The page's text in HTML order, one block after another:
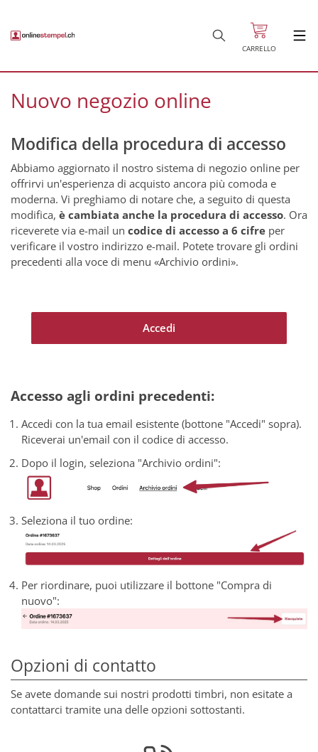
CARRELLO
Nuovo negozio online
Modifica della procedura di accesso
Abbiamo aggiornato il nostro sistema di negozio online per
offrirvi un'esperienza di acquisto ancora più comoda e
moderna. Vi preghiamo di notare che, a seguito di questa
modifica, è cambiata anche la procedura di accesso. Ora
riceverete via e-mail un codice di accesso a 6 cifre per
verificare il vostro indirizzo e-mail. Potete trovare gli ordini
precedenti alla voce di menu «Archivio ordini».
Accedi
Accesso agli ordini precedenti:
Accedi con la tua email esistente (bottone "Accedi" sopra).
Riceverai un'email con il codice di accesso.
Dopo il login, seleziona "Archivio ordini":
Seleziona il tuo ordine:
Per riordinare, puoi utilizzare il bottone "Compra di
nuovo":
Opzioni di contatto
Se avete domande sui nostri prodotti timbri, non esitate a
contattarci tramite una delle opzioni sottostanti.